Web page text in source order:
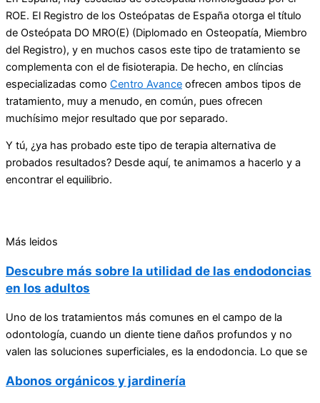
ROE. El Registro de los Osteópatas de España otorga el título
de Osteópata DO MRO(E) (Diplomado en Osteopatía, Miembro
del Registro), y en muchos casos este tipo de tratamiento se
complementa con el de fisioterapia. De hecho, en clíncias
especializadas como Centro Avance ofrecen ambos tipos de
tratamiento, muy a menudo, en común, pues ofrecen
muchísimo mejor resultado que por separado.
Y tú, ¿ya has probado este tipo de terapia alternativa de
probados resultados? Desde aquí, te animamos a hacerlo y a
encontrar el equilibrio.
Más leidos
Descubre más sobre la utilidad de las endodoncias
en los adultos
Uno de los tratamientos más comunes en el campo de la
odontología, cuando un diente tiene daños profundos y no
valen las soluciones superficiales, es la endodoncia. Lo que se
Abonos orgánicos y jardinería